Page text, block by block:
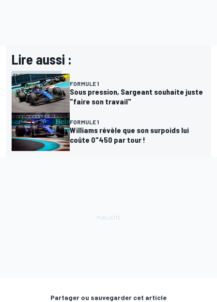
Lire aussi :
FORMULE 1
Sous pression, Sargeant souhaite juste
"faire son travail"
FORMULE 1
Williams révèle que son surpoids lui
coûte 0"450 par tour !
Partager ou sauvegarder cet article